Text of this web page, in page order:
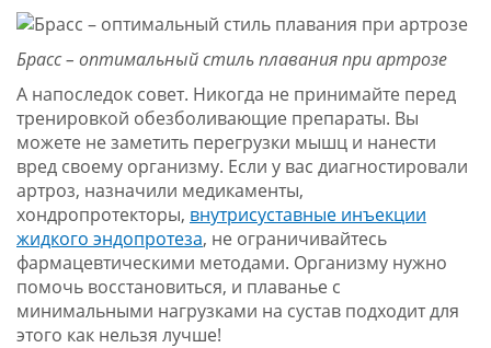
Брасс – оптимальный стиль плавания при артрозе
А напоследок совет. Никогда не принимайте перед
тренировкой обезболивающие препараты. Вы
можете не заметить перегрузки мышц и нанести
вред своему организму. Если у вас диагностировали
артроз, назначили медикаменты,
хондропротекторы, внутрисуставные инъекции
жидкого эндопротеза, не ограничивайтесь
фармацевтическими методами. Организму нужно
помочь восстановиться, и плаванье с
минимальными нагрузками на сустав подходит для
этого как нельзя лучше!